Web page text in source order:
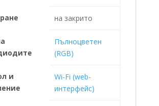
на закрито
Пълноцветен
(RGB)
и
Wi-Fi (web-
интерфейс)